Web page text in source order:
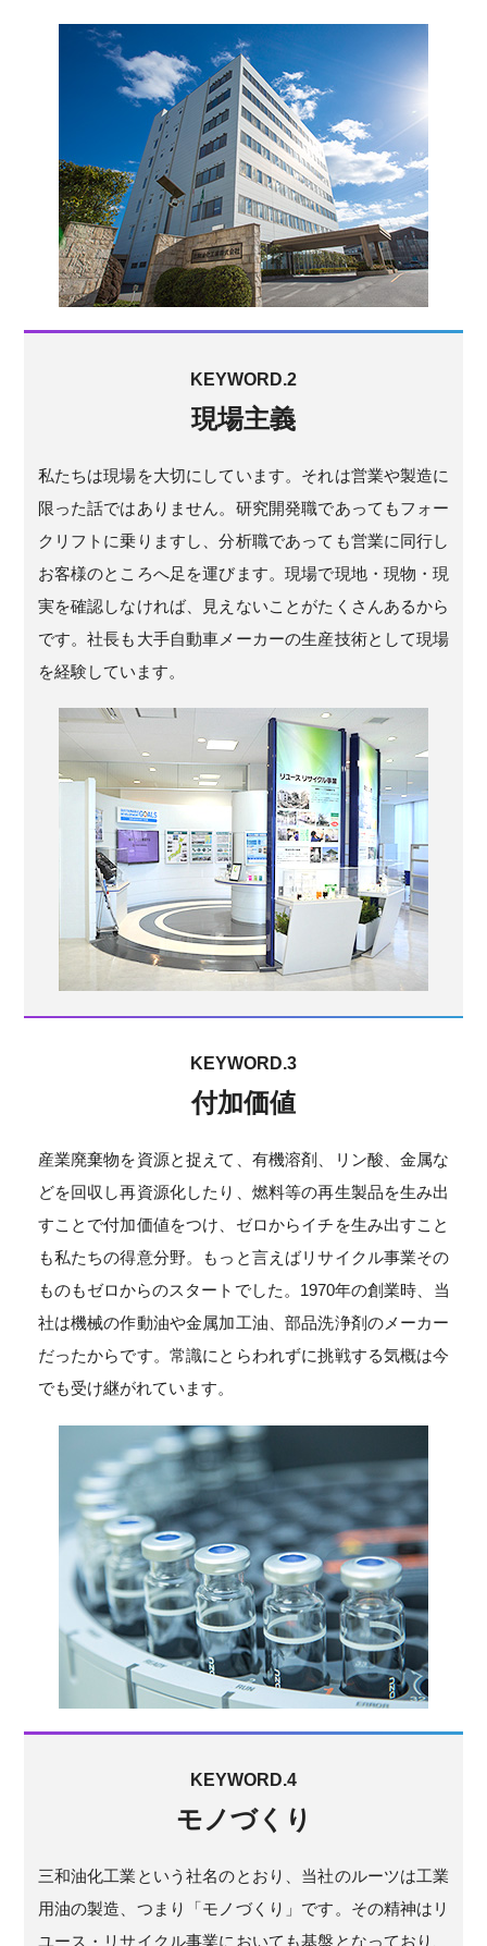
KEYWORD.2
現場主義
私たちは現場を大切にしています。それは営業や製造に
限った話ではありません。研究開発職であってもフォー
クリフトに乗りますし、分析職であっても営業に同行し
お客様のところへ足を運びます。現場で現地・現物・現
実を確認しなければ、見えないことがたくさんあるから
です。社長も大手自動車メーカーの生産技術として現場
を経験しています。
KEYWORD.3
付加価値
産業廃棄物を資源と捉えて、有機溶剤、リン酸、金属な
どを回収し再資源化したり、燃料等の再生製品を生み出
すことで付加価値をつけ、ゼロからイチを生み出すこと
も私たちの得意分野。もっと言えばリサイクル事業その
ものもゼロからのスタートでした。1970年の創業時、当
社は機械の作動油や金属加工油、部品洗浄剤のメーカー
だったからです。常識にとらわれずに挑戦する気概は今
でも受け継がれています。
KEYWORD.4
モノづくり
三和油化工業という社名のとおり、当社のルーツは工業
用油の製造、つまり「モノづくり」です。その精神はリ
ユース・リサイクル事業においても基盤となっており、